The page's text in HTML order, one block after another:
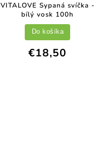
VITALOVE Sypaná svíčka -
bílý vosk 100h
€18,50
Do košíka